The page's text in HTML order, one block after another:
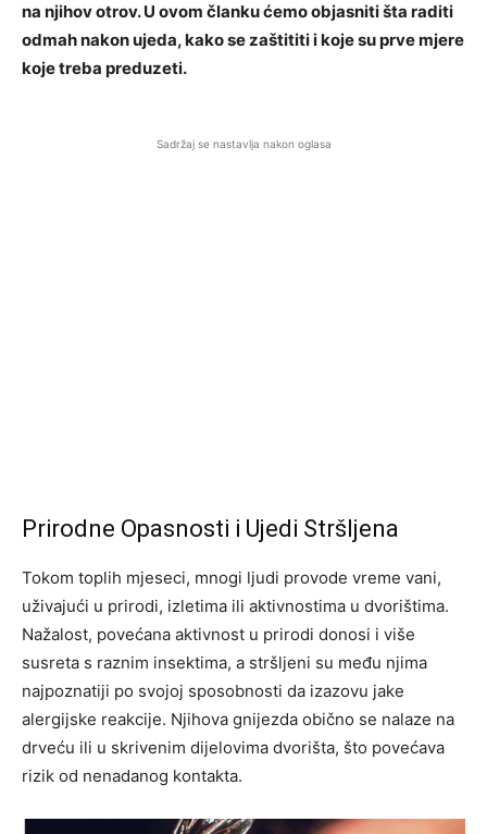
na njihov otrov. U ovom članku ćemo objasniti šta raditi
odmah nakon ujeda, kako se zaštititi i koje su prve mjere
koje treba preduzeti.
Sadržaj se nastavlja nakon oglasa
Prirodne Opasnosti i Ujedi Stršljena
Tokom toplih mjeseci, mnogi ljudi provode vreme vani,
uživajući u prirodi, izletima ili aktivnostima u dvorištima.
Nažalost, povećana aktivnost u prirodi donosi i više
susreta s raznim insektima, a stršljeni su među njima
najpoznatiji po svojoj sposobnosti da izazovu jake
alergijske reakcije. Njihova gnijezda obično se nalaze na
drveću ili u skrivenim dijelovima dvorišta, što povećava
rizik od nenadanog kontakta.